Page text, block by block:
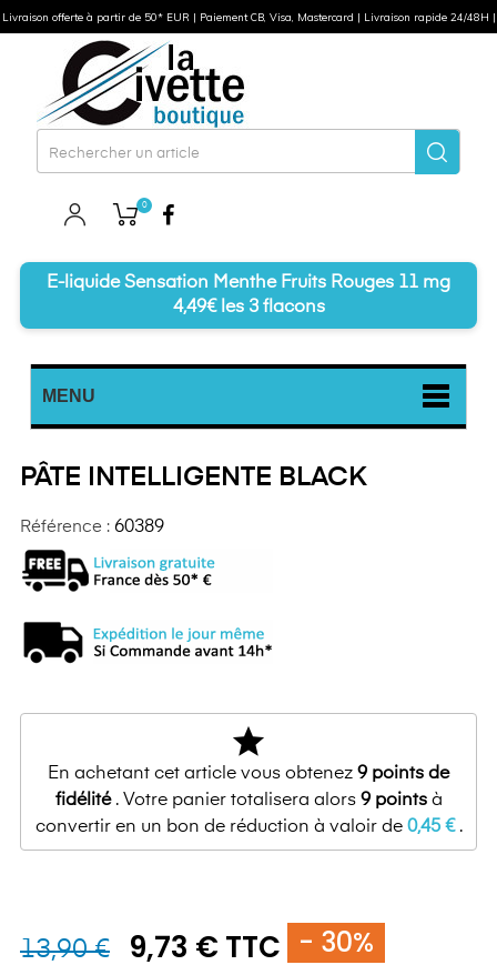
0
E-liquide Sensation Menthe Fruits Rouges 11 mg
4,49€ les 3 flacons
MENU
PÂTE INTELLIGENTE BLACK
Référence : 60389
star
En achetant cet article vous obtenez 9 points de
fidélité. Votre panier totalisera alors 9pointsà
convertir en un bon de réduction à valoir de 0,45 €.
13,90 € 9,73 € TTC - 30%
Livraison offerte à partir de 50* EUR | Paiement CB, Visa, Mastercard | Livraison rapide 24/48H |